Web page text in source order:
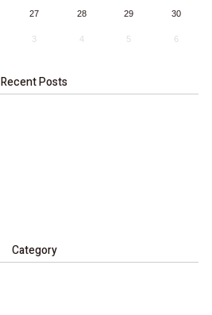
27 28 29 30
3 4 5 6
Recent Posts
Category